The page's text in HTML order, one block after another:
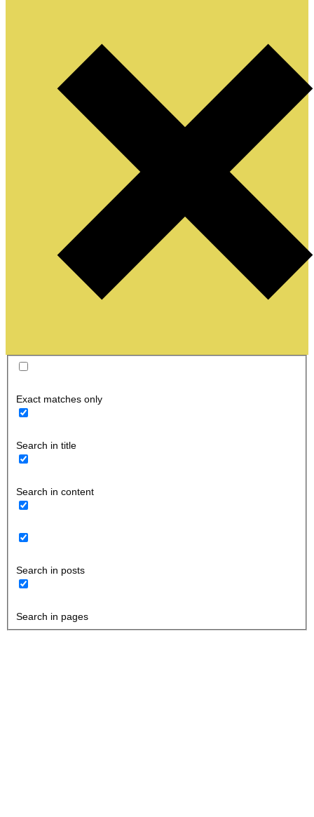
Exact matches only
Search in title
Search in content
Search in posts
Search in pages